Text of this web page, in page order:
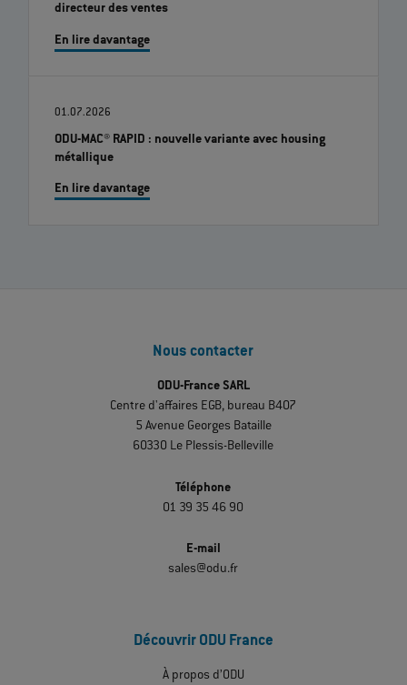
directeur des ventes
En lire davantage
01.07.2026
ODU-MAC® RAPID : nouvelle variante avec housing
métallique
En lire davantage
Nous contacter
ODU-France SARL
Centre d'affaires EGB, bureau B407
5 Avenue Georges Bataille
60330 Le Plessis-Belleville
Téléphone
01 39 35 46 90
E-mail
sales@odu.fr
Découvrir ODU France
À propos d’ODU